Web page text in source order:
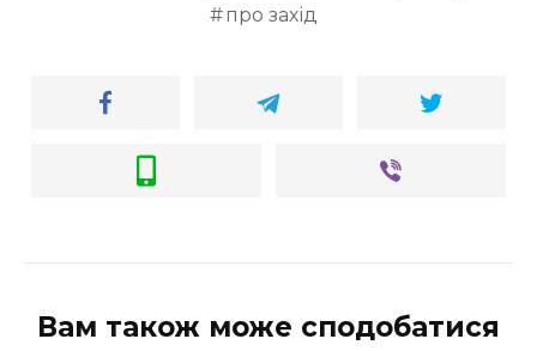
про захід
Вам також може сподобатися